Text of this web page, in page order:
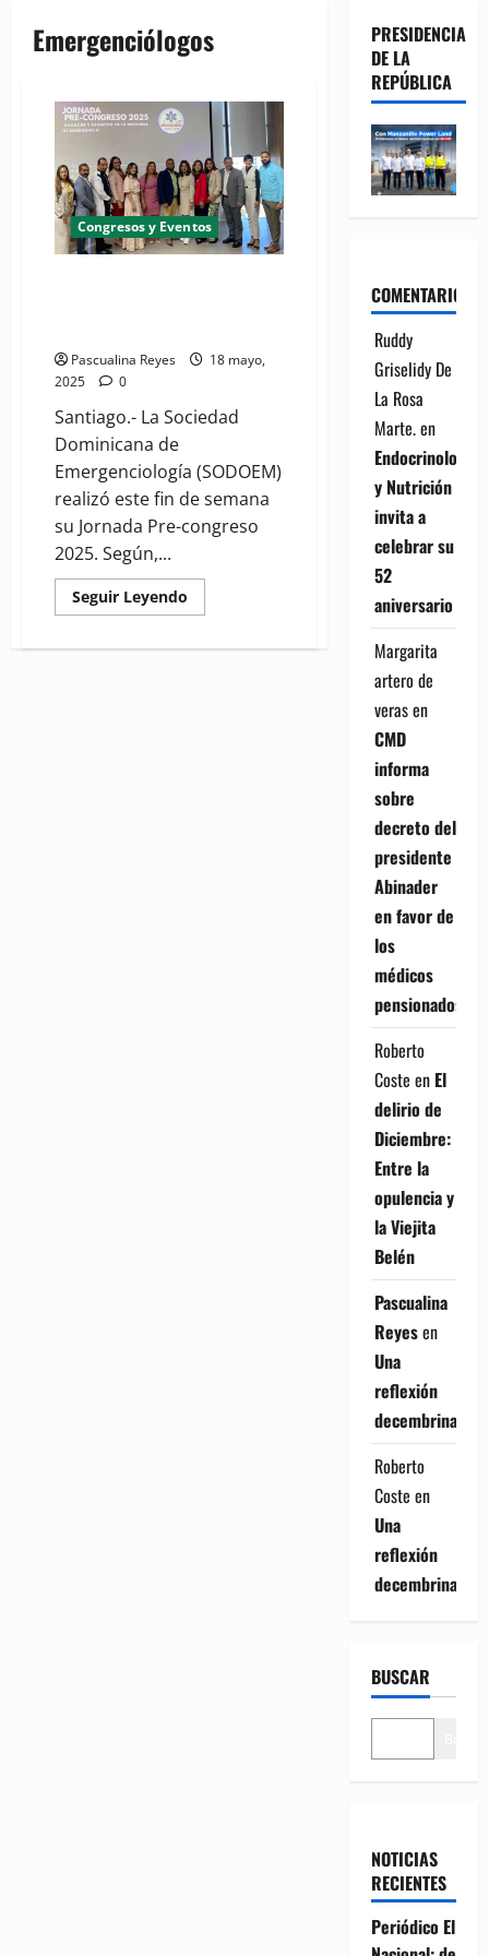
Emergenciólogos
Congresos y Eventos
Pascualina Reyes
18 mayo,
2025
0
Santiago.- La Sociedad
Dominicana de
Emergenciología (SODOEM)
realizó este fin de semana
su Jornada Pre-congreso
2025. Según,...
Seguir Leyendo
more
Emergenciólogos
PRESIDENCIA
DE LA
REPÚBLICA
COMENTARIOS
Ruddy
Griselidy De
La Rosa
Marte.en
Endocrinología
y Nutrición
invita a
celebrar su
52
aniversario
Margarita
artero de
verasen
CMD
informa
sobre
decreto del
presidente
Abinader
en favor de
los
médicos
pensionados
Roberto
Coste en El
delirio de
Diciembre:
Entre la
opulencia y
la Viejita
Belén
Pascualina
Reyesen
Una
reflexión
decembrina
Roberto
Coste en
Una
reflexión
decembrina
BUSCAR
NOTICIAS
RECIENTES
Periódico El